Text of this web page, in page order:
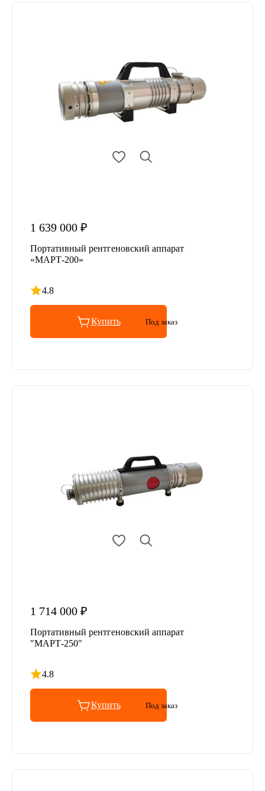
1 639 000 ₽
Портативный рентгеновский аппарат
«МАРТ-200»
4.8
Рейтинг 4.8 из 5
Купить Под заказ
1 714 000 ₽
Портативный рентгеновский аппарат
"МАРТ-250"
4.8
Рейтинг 4.8 из 5
Купить Под заказ